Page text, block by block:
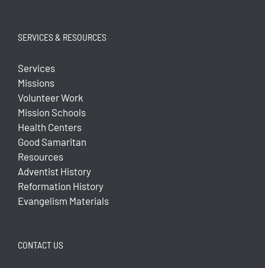
SERVICES & RESOURCES
Services
Missions
Volunteer Work
Mission Schools
Health Centers
Good Samaritan
Resources
Adventist History
Reformation History
Evangelism Materials
CONTACT US